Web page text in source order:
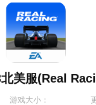
美服(Real
游戏大小：